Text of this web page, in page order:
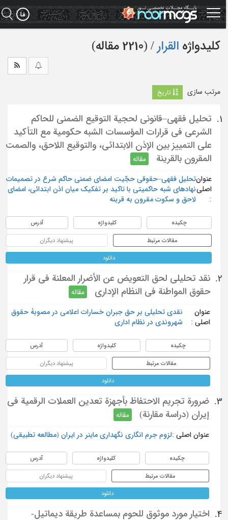
کلیدواژه القرار ‏/ (2210 مقاله)
مرتب سازی تاریخ
1.
تحليل فقهي–قانوني لحجية التوقيع الضمني للحاكم
الشرعي في قرارات المؤسسات الشبه حكومية مع التأكيد
على التمييز بين الإذن الابتدائي، والتوقيع اللاحق، والصمت
المقرون بالقرينة
مقاله
عنوان
اصلی
تحلیل فقهی–حقوقی حجّیت امضای ضمنی حاکم شرع در تصمیمات
نهادهای شبه حاکمیتی با تاکید بر تفکیک میان اذن ابتدائی، امضای
لاحق و سکوت مقرون به قرینه
چکیده کلیدواژه آدرس
مقالات مرتبط پیشنهاد دیگران
دانلود
2.
نقد تحليلي لحق التعويض عن الأضرار المعلنة في قرار
حقوق المواطنة في النظام الإداري
مقاله
عنوان
اصلی :
نقدی تحلیلی بر حق جبران خسارات اعلامی در مصوبۀ حقوق
شهروندی در نظام اداری
چکیده کلیدواژه آدرس
مقالات مرتبط پیشنهاد دیگران
دانلود
3.
ضرورة تجريم الاحتفاظ بأجهزة تعدين العملات الرقمية في
إيران (دراسة مقارنة)
مقاله
عنوان اصلی : لزوم جرم انگاری نگهداری ماینر در ایران (مطالعه تطبیقی)
چکیده کلیدواژه آدرس
مقالات مرتبط پیشنهاد دیگران
دانلود
4.
اختيار مورد موثوق للحوم بمساعدة طريقة ديماتيل-